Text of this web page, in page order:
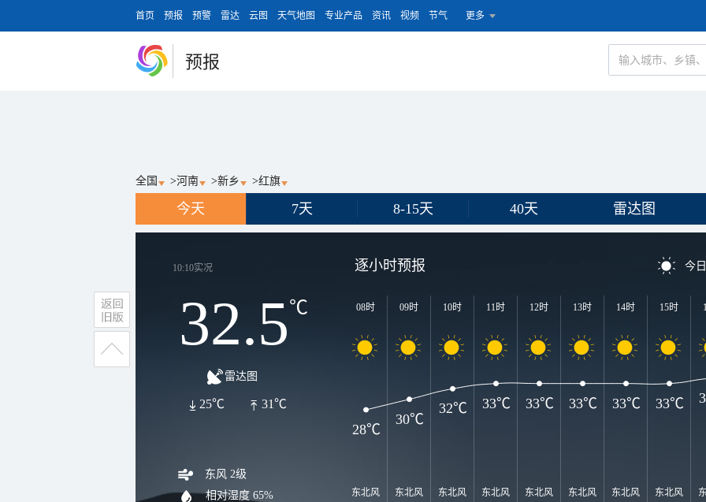
首页 预报 预警 雷达 云图 天气地图 专业产品 资讯 视频 节气 更多
预报
全国 >河南 >新乡 >红旗
今天 7天 8-15天 40天 雷达图
10:10实况
32.5℃
雷达图
31℃
25℃
东风 2级
相对湿度 65%
逐小时预报 今
08时
东北风
09时
东北风
10时
东北风
11时
东北风
12时
东北风
13时
东北风
14时
东北风
15时
东北风
28℃
30℃
32℃ 33℃ 33℃ 33℃ 33℃ 33℃